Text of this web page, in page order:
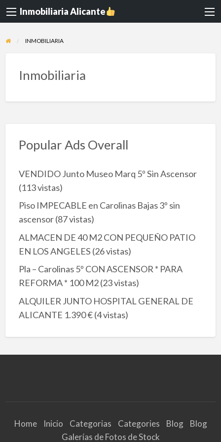
Inmobiliaria Alicante
INMOBILIARIA
Inmobiliaria
Popular Ads Overall
VENDIDO Junto Museo Marq 5º Sin Ascensor
(113 vistas)
Piso IMPECABLE en Carolinas Bajas 3º sin
ascensor(87 vistas)
ALMACEN DE 40 M2 CON PEQUEÑO PATIO
EN LOS ANGELES (26 vistas)
Pla – Carolinas 5º CON ASCENSOR * PARA
REFORMA * 100 M2(23 vistas)
ALQUILER JUNTO HOSPITAL GENERAL DE
ALICANTE 1.390 €(4 vistas)
Home Inicio Categorias Categories Blog
Blog
Galerías de Fotos de Stock